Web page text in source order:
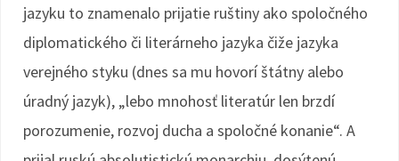
jazyku to znamenalo prijatie ruštiny ako spoločného
diplomatického či literárneho jazyka čiže jazyka
verejného styku (dnes sa mu hovorí štátny alebo
úradný jazyk), „lebo mnohosť literatúr len brzdí
porozumenie, rozvoj ducha a spoločné konanie“. A